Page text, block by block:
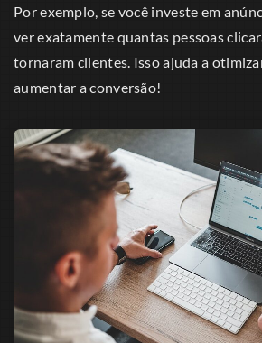
Por exemplo, se você investe em
ver exatamente quantas pessoas
tornaram clientes. Isso ajuda a
aumentar a conversão!